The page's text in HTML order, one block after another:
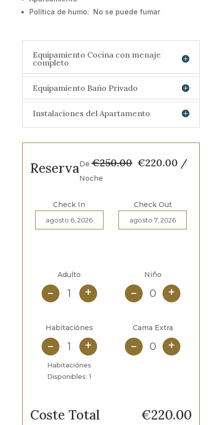
Política de humo: No se puede fumar
Equipamiento Cocina con menaje
completo
Equipamiento Baño Privado
Instalaciones del Apartamento
ReservaDe€250.00 Original
€220.00Current
price
/
Noche
Check In Check Out
Adulto
+
Niño
+
Habitaciónes
+
Habitaciónes
Disponibles:1
Cama Extra
+
Coste Total €220.00